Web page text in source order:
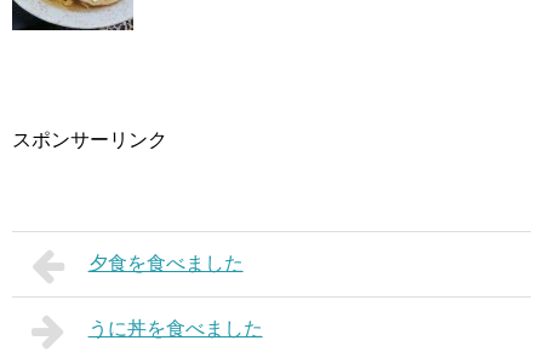
スポンサーリンク
夕食を食べました
うに丼を食べました